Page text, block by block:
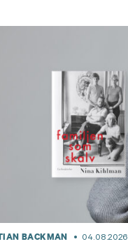
BACKMAN 04.08.2026